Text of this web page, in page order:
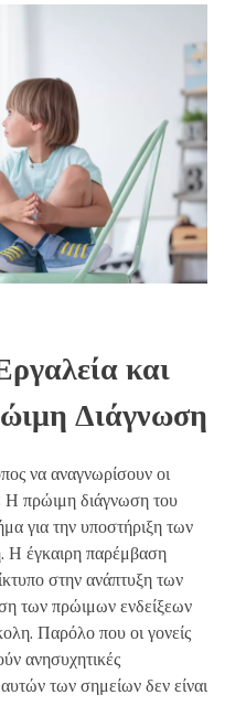
και
Διάγνωση
να αναγνωρίσουν οι
Η πρώιμη διάγνωση του
για την υποστήριξη των
Η έγκαιρη παρέμβαση
στην ανάπτυξη των
των πρώιμων ενδείξεων
Παρόλο που οι γονείς
ανησυχητικές
των σημείων δεν είναι